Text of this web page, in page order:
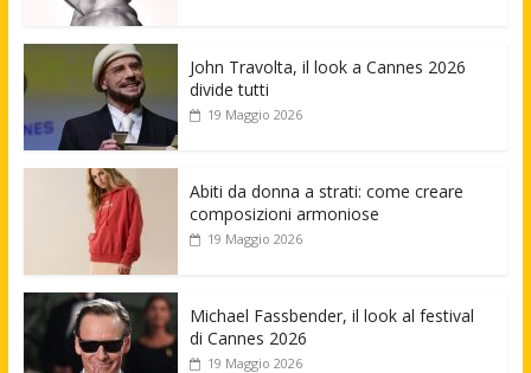
John Travolta, il look a Cannes 2026
divide tutti
19 Maggio 2026
Abiti da donna a strati: come creare
composizioni armoniose
19 Maggio 2026
Michael Fassbender, il look al festival
di Cannes 2026
19 Maggio 2026